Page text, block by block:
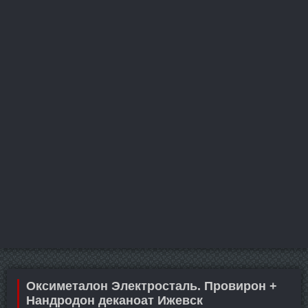
Оксиметалон Электросталь. Провирон +
Нандродон деканоат Ижевск